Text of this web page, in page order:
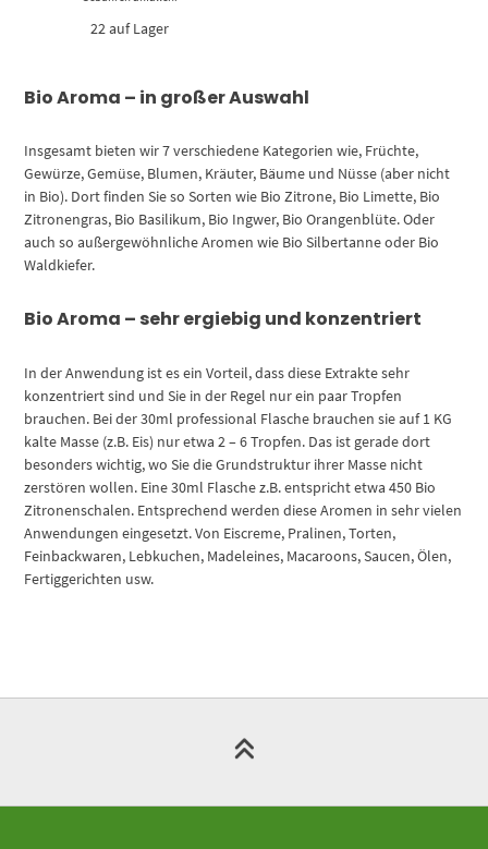
22 auf Lager
Bio Aroma – in großer Auswahl
Insgesamt bieten wir 7 verschiedene Kategorien wie, Früchte,
Gewürze, Gemüse, Blumen, Kräuter, Bäume und Nüsse (aber nicht
in Bio). Dort finden Sie so Sorten wie Bio Zitrone, Bio Limette, Bio
Zitronengras, Bio Basilikum, Bio Ingwer, Bio Orangenblüte. Oder
auch so außergewöhnliche Aromen wie Bio Silbertanne oder Bio
Waldkiefer.
Bio Aroma – sehr ergiebig und konzentriert
In der Anwendung ist es ein Vorteil, dass diese Extrakte sehr
konzentriert sind und Sie in der Regel nur ein paar Tropfen
brauchen. Bei der 30ml professional Flasche brauchen sie auf 1 KG
kalte Masse (z.B. Eis) nur etwa 2 – 6 Tropfen. Das ist gerade dort
besonders wichtig, wo Sie die Grundstruktur ihrer Masse nicht
zerstören wollen. Eine 30ml Flasche z.B. entspricht etwa 450 Bio
Zitronenschalen. Entsprechend werden diese Aromen in sehr vielen
Anwendungen eingesetzt. Von Eiscreme, Pralinen, Torten,
Feinbackwaren, Lebkuchen, Madeleines, Macaroons, Saucen, Ölen,
Fertiggerichten usw.